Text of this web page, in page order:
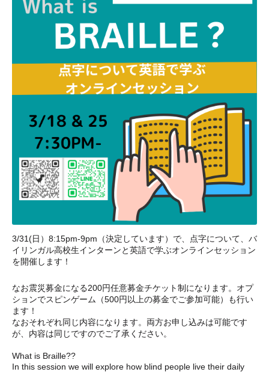
3/31(日）8:15pm-9pm（決定しています） で、点字について、バ
イリンガル高校生インターンと英語で学ぶオンラインセッション
を開催します！
なお震災募金になる200円任意募金チケット制になります。オプ
ションでスピンゲーム（500円以上の募金でご参加可能）も行い
ます！
なおそれぞれ同じ内容になります。両方お申し込みは可能です
が、内容は同じですのでご了承ください。
What is Braille??
In this session we will explore how blind people live their daily